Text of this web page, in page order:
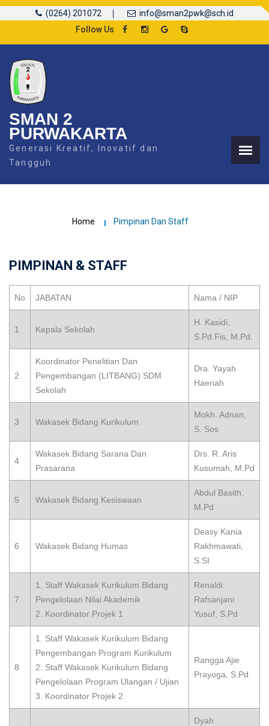
(0264) 201072
info@sman2pwk@sch.id
Follow Us
SMAN 2
PURWAKARTA
Generasi Kreatif, Inovatif dan
Tangguh
Home Pimpinan Dan Staff
PIMPINAN & STAFF
No JABATAN Nama / NIP
1 Kepala Sekolah
H. Kasidi,
S.Pd.Fis, M.Pd.
2
Koordinator Penelitian Dan
Pengembangan (LITBANG) SDM
Sekolah
Dra. Yayah
Haeriah
3 Wakasek Bidang Kurikulum
Mokh. Adnan,
S. Sos
4
Wakasek Bidang Sarana Dan
Prasarana
Drs. R. Aris
Kusumah, M.Pd
5 Wakasek Bidang Kesiswaan
Abdul Basith,
M.Pd
6 Wakasek Bidang Humas
Deasy Kania
Rakhmawati,
S.SI
7
1. Staff Wakasek Kurikulum Bidang
Pengelolaan Nilai Akademik
2. Koordinator Projek 1
Renaldi
Rafsanjani
Yusuf, S.Pd
8
1. Staff Wakasek Kurikulum Bidang
Pengembangan Program Kurikulum
2. Staff Wakasek Kurikulum Bidang
Pengelolaan Program Ulangan / Ujian
3. Koordinator Projek 2
Rangga Ajie
Prayoga, S.Pd
Dyah